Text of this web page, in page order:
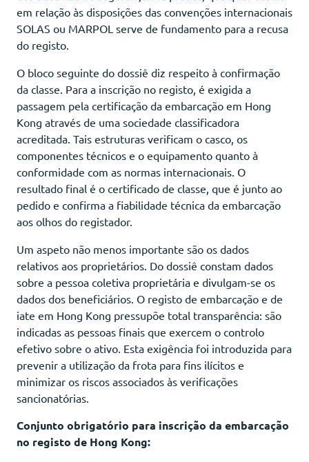
em relação às disposições das convenções internacionais
SOLAS ou MARPOL serve de fundamento para a recusa
do registo.
O bloco seguinte do dossiê diz respeito à confirmação
da classe. Para a inscrição no registo, é exigida a
passagem pela certificação da embarcação em Hong
Kong através de uma sociedade classificadora
acreditada. Tais estruturas verificam o casco, os
componentes técnicos e o equipamento quanto à
conformidade com as normas internacionais. O
resultado final é o certificado de classe, que é junto ao
pedido e confirma a fiabilidade técnica da embarcação
aos olhos do registador.
Um aspeto não menos importante são os dados
relativos aos proprietários. Do dossiê constam dados
sobre a pessoa coletiva proprietária e divulgam-se os
dados dos beneficiários. O registo de embarcação e de
iate em Hong Kong pressupõe total transparência: são
indicadas as pessoas finais que exercem o controlo
efetivo sobre o ativo. Esta exigência foi introduzida para
prevenir a utilização da frota para fins ilícitos e
minimizar os riscos associados às verificações
sancionatórias.
Conjunto obrigatório para inscrição da embarcação
no registo de Hong Kong: